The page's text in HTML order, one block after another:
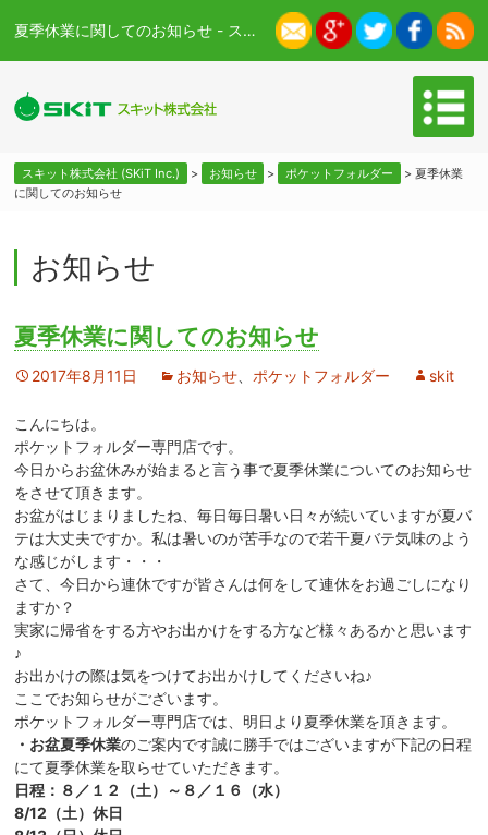
夏季休業に関してのお知らせ - スキット株式会社 (SKiT Inc.)
スキット株式会社 (SKiT Inc.) > お知らせ > ポケットフォルダー > 夏季休業
に関してのお知らせ
お知らせ
夏季休業に関してのお知らせ
2017年8月11日 お知らせ ポケットフォルダー skit
こんにちは。
ポケットフォルダー専門店です。
今日からお盆休みが始まると言う事で夏季休業についてのお知らせ
をさせて頂きます。
お盆がはじまりましたね、毎日毎日暑い日々が続いていますが夏バ
テは大丈夫ですか。私は暑いのが苦手なので若干夏バテ気味のよう
な感じがします・・・
さて、今日から連休ですが皆さんは何をして連休をお過ごしになり
ますか？
実家に帰省をする方やお出かけをする方など様々あるかと思います
♪
お出かけの際は気をつけてお出かけしてくださいね♪
ここでお知らせがございます。
ポケットフォルダー専門店では、明日より夏季休業を頂きます。
・お盆夏季休業のご案内です誠に勝手ではございますが下記の日程
にて夏季休業を取らせていただきます。
日程：８／１２（土）～８／１６（水）
8/12（土）休日